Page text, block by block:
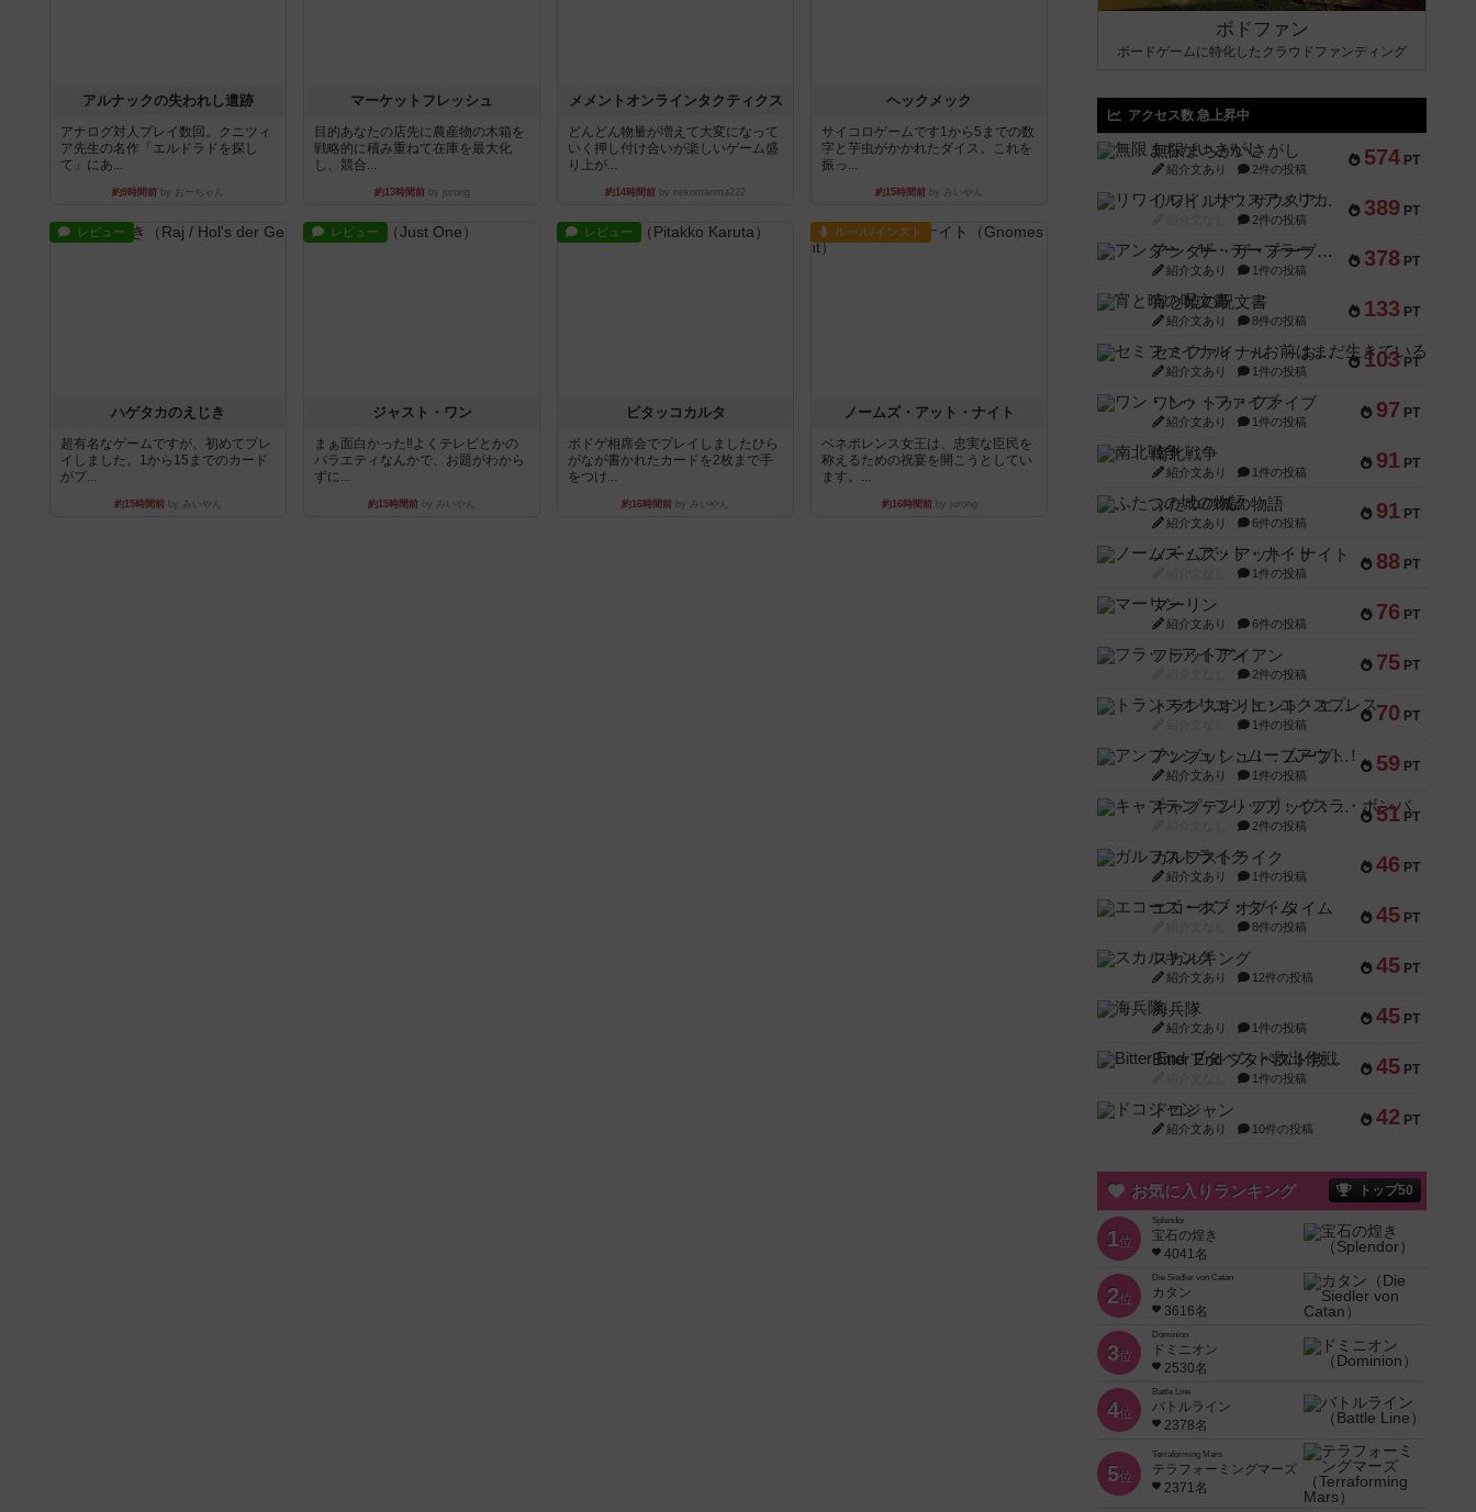
アルナックの失われし遺跡
アナログ対人プレイ数回。クニツィ
ア先生の名作「エルドラドを探し
て」にあ...
約9時間前 by おーちゃん
マーケットフレッシュ
目的あなたの店先に農産物の木箱を
戦略的に積み重ねて在庫を最大化
し、競合...
約13時間前by jurong
メメントオンラインタクティクス
どんどん物量が増えて大変になって
いく押し付け合いが楽しいゲーム盛
り上が...
約14時間前 by nekomanma222
ヘックメック
サイコロゲームです1から5までの数
字と芋虫がかかれたダイス。これを
振っ...
約15時間前 by みいやん
レビュー
ハゲタカのえじき
超有名なゲームですが、初めてプレ
イしました。1から15までのカード
がプ...
約15時間前 by みいやん
レビュー
ジャスト・ワン
まぁ面白かった‼️よくテレビとかの
バラエティなんかで、お題がわから
ずに...
約15時間前 by みいやん
レビュー
ピタッコカルタ
ボドゲ相席会でプレイしましたひら
がなが書かれたカードを2枚まで手
をつけ...
約16時間前 by みいやん
ルール/インスト
ノームズ・アット・ナイト
ベネボレンス女王は、忠実な臣民を
称えるための祝宴を開こうとしてい
ます。...
約16時間前by jurong
ボドファン
ボードゲームに特化したクラウドファンディング
アクセス数 急上昇中
574 PT
無限まちがいさがし
紹介文あり 2件の投稿
389 PT
リワイルド：サウスアメリカ
2件の投稿
378 PT
アンダー・ザ・テーブラー
紹介文あり 1件の投稿
133 PT
宵と暁の呪文書
紹介文あり 8件の投稿
103 PT
セミファイナル ～お前はまだ生きている～
紹介文あり 1件の投稿
97 PT
ワン・トゥ・ファイブ
紹介文あり 1件の投稿
91 PT
南北戦争
紹介文あり 1件の投稿
91 PT
ふたつの城の物語
紹介文あり 6件の投稿
88 PT
ノームズ・アット・ナイト
1件の投稿
76 PT
マーリン
紹介文あり 6件の投稿
75 PT
フラットアイアン
2件の投稿
70 PT
トランスオリエント・エクスプレス
1件の投稿
59 PT
アンブッシュ！：ムーブアウト！
紹介文あり 1件の投稿
51 PT
キャプテン・フリップ：イスラ・ボンバ
2件の投稿
46 PT
ガルフストライク
紹介文あり 1件の投稿
45 PT
エコーズ・オブ・タイム
8件の投稿
45 PT
スカルキング
紹介文あり 12件の投稿
45 PT
海兵隊
紹介文あり 1件の投稿
45 PT
Bitter End ブタペスト救出作戦
1件の投稿
42 PT
ドコジャン
紹介文あり 10件の投稿
お気に入りランキング トップ50
1位
Splendor
宝石の煌き
4041名
2位
Die Siedler von Catan
カタン
3616名
3位
Dominion
ドミニオン
2530名
4位
Battle Line
バトルライン
2378名
5位
Terraforming Mars
テラフォーミングマーズ
2371名